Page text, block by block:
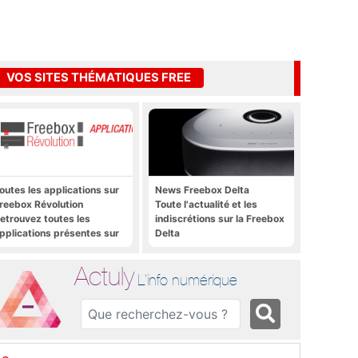
VOS SITES THÉMATIQUES FREE
les applications sur
Révolution
toutes les
présentes sur
News Freebox Delta
Toute l'actualité et les
indiscrétions sur la Freebox
Delta
Actuly L'info numérique